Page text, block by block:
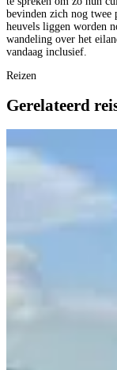
bevinden zich nog twee
heuvels liggen worden
wandeling over het
vandaag inclusief.
Reizen
Gerelateerd